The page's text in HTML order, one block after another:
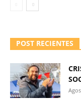
POST RECIENTES